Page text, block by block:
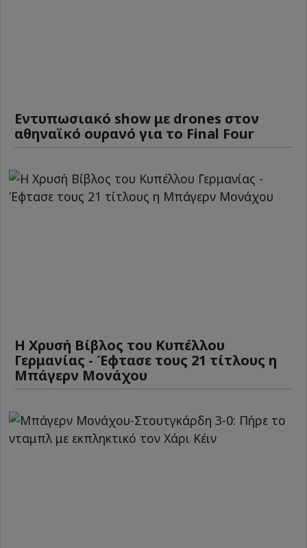
Εντυπωσιακό show με drones στον
αθηναϊκό ουρανό για το Final Four
Η Χρυσή Βίβλος του Κυπέλλου
Γερμανίας - Έφτασε τους 21 τίτλους η
Μπάγερν Μονάχου